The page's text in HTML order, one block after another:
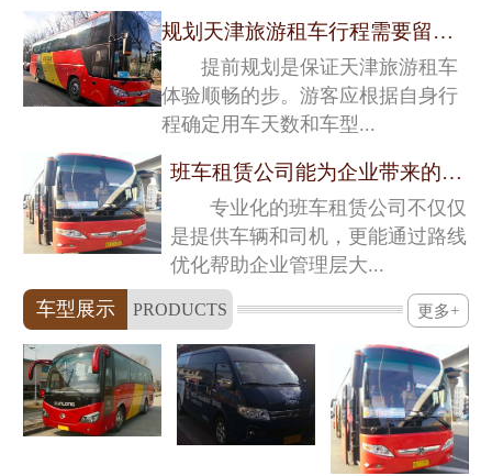
规划天津旅游租车行程需要留意的关键细节
提前规划是保证天津旅游租车
体验顺畅的步。游客应根据自身行
程确定用车天数和车型...
班车租赁公司能为企业带来的深层价值
专业化的班车租赁公司不仅仅
是提供车辆和司机，更能通过路线
优化帮助企业管理层大...
车型展示
PRODUCTS 更多+